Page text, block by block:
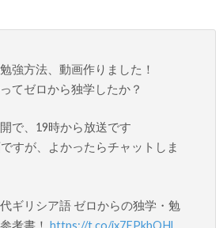
強方法、動画作りました！
てゼロから独学したか？
で、19時から放送です
すが、よかったらチャットしま
代ギリシア語 ゼロからの独学・勉
考書！https://t.co/jx7EPkbQHl